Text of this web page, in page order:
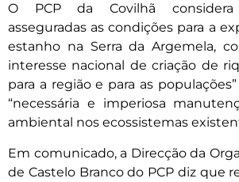
O PCP da Covilhã considera
asseguradas as condições para a
estanho na Serra da Argemela,
interesse nacional de criação de
para a região e para as
“necessária e imperiosa
ambiental nos ecossistemas
Em comunicado, a Direcção da
de Castelo Branco do PCP diz que